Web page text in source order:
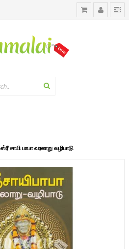
ஸ்ரீ சாயி பாபா வரலாறு வழிபாடு